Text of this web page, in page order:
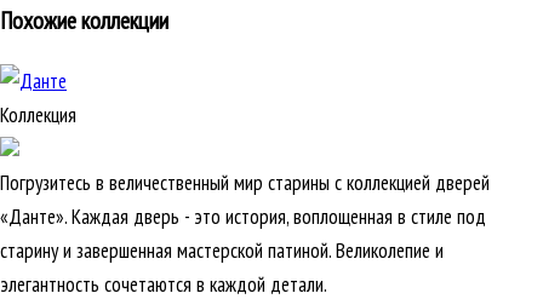
Похожие коллекции
Коллекция
Погрузитесь в величественный мир старины с коллекцией дверей
«Данте». Каждая дверь - это история, воплощенная в стиле под
старину и завершенная мастерской патиной. Великолепие и
элегантность сочетаются в каждой детали.